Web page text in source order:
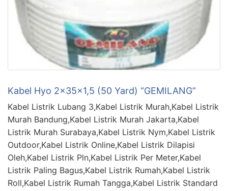
Kabel Hyo 2x35x1,5 (50 Yard) “GEMILANG”
Kabel Listrik Lubang 3,Kabel Listrik Murah,Kabel Listrik
Murah Bandung,Kabel Listrik Murah Jakarta,Kabel
Listrik Murah Surabaya,Kabel Listrik Nym,Kabel Listrik
Outdoor,Kabel Listrik Online,Kabel Listrik Dilapisi
Oleh,Kabel Listrik Pln,Kabel Listrik Per Meter,Kabel
Listrik Paling Bagus,Kabel Listrik Rumah,Kabel Listrik
Roll,Kabel Listrik Rumah Tangga,Kabel Listrik Standard